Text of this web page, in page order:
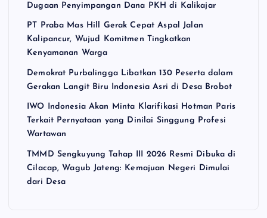
Dugaan Penyimpangan Dana PKH di Kalikajar
PT Praba Mas Hill Gerak Cepat Aspal Jalan
Kalipancur, Wujud Komitmen Tingkatkan
Kenyamanan Warga
Demokrat Purbalingga Libatkan 130 Peserta dalam
Gerakan Langit Biru Indonesia Asri di Desa Brobot
IWO Indonesia Akan Minta Klarifikasi Hotman Paris
Terkait Pernyataan yang Dinilai Singgung Profesi
Wartawan
TMMD Sengkuyung Tahap III 2026 Resmi Dibuka di
Cilacap, Wagub Jateng: Kemajuan Negeri Dimulai
dari Desa